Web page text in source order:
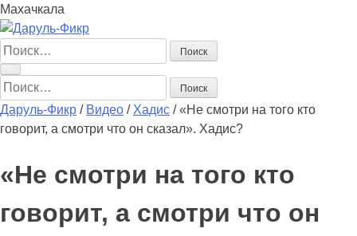
Махачкала
Найти:
Найти:
Даруль-Фикр / Видео / Хадис /«Не смотри на того кто
говорит, а смотри что он сказал». Хадис?
«Не смотри на того кто
говорит, а смотри что он